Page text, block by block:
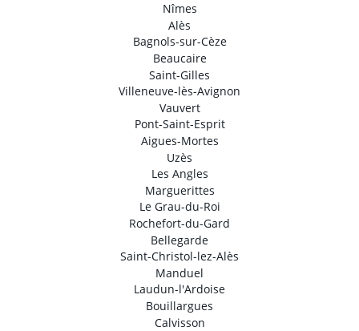
Nîmes
Alès
Bagnols-sur-Cèze
Beaucaire
Saint-Gilles
Villeneuve-lès-Avignon
Vauvert
Pont-Saint-Esprit
Aigues-Mortes
Uzès
Les Angles
Marguerittes
Le Grau-du-Roi
Rochefort-du-Gard
Bellegarde
Saint-Christol-lez-Alès
Manduel
Laudun-l'Ardoise
Bouillargues
Calvisson